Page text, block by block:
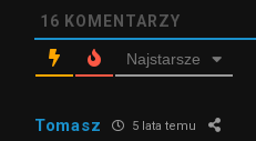
16 KOMENTARZY
Najstarsze
Tomasz 5 lata temu